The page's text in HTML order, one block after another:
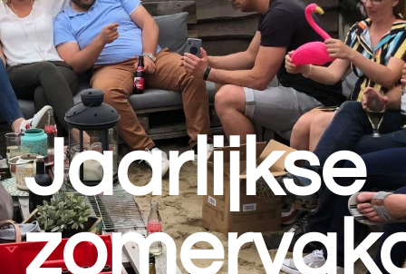
Jaarlijkse